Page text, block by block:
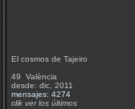
El cosmos de Tajeiro
49 València
desde: dic, 2011
mensajes: 4274
clik ver los últimos